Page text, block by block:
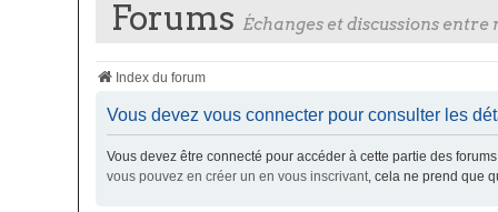
Statistiques globales et en temps réel de la
totalité des serveurs d'Urban Terror. Suivez
Envie de
Forums Échanges et discussions
Index du forum
Vous devez vous connecter pour consulter les
Vous devez être connecté pour accéder à cette partie des
vous pouvez en créer un en vous inscrivant, cela ne prend que